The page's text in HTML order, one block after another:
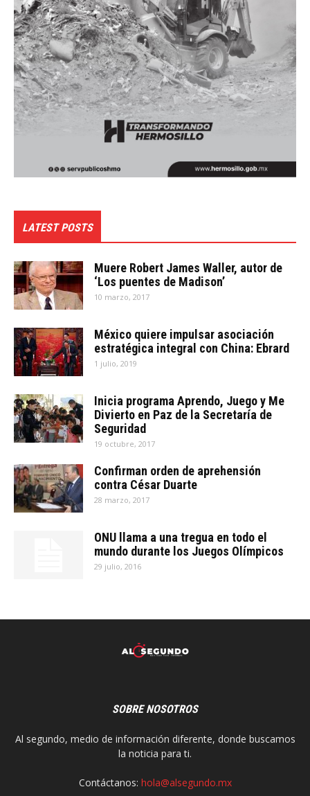
LATEST POSTS
Muere Robert James Waller, autor de
‘Los puentes de Madison’
10 marzo, 2017
México quiere impulsar asociación
estratégica integral con China: Ebrard
1 julio, 2019
Inicia programa Aprendo, Juego y Me
Divierto en Paz de la Secretaría de
Seguridad
19 octubre, 2017
Confirman orden de aprehensión
contra César Duarte
28 marzo, 2017
ONU llama a una tregua en todo el
mundo durante los Juegos Olímpicos
29 julio, 2016
SOBRE NOSOTROS
Al segundo, medio de información diferente, donde buscamos
la noticia para ti.
Contáctanos: hola@alsegundo.mx